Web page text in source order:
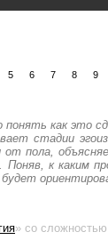
5 6 7 8 9
как это
стадии
от пола,
Поняв, к каким
» со